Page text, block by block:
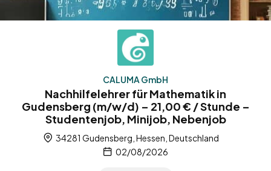
CALUMA GmbH
Nachhilfelehrer für Mathematik in
Gudensberg (m/w/d) – 21,00 € / Stunde –
Studentenjob, Minijob, Nebenjob
34281 Gudensberg, Hessen, Deutschland
02/08/2026